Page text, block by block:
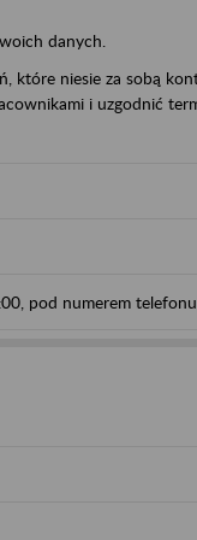
danych.
które niesie za sobą
i uzgodnić
pod numerem